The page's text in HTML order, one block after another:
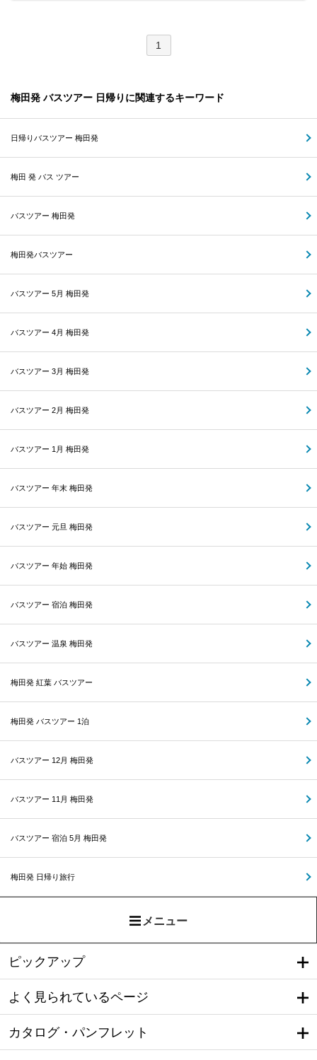
1
梅田発 バスツアー 日帰りに関連するキーワード
日帰りバスツアー 梅田発
梅田 発 バス ツアー
バスツアー 梅田発
梅田発バスツアー
バスツアー 5月 梅田発
バスツアー 4月 梅田発
バスツアー 3月 梅田発
バスツアー 2月 梅田発
バスツアー 1月 梅田発
バスツアー 年末 梅田発
バスツアー 元旦 梅田発
バスツアー 年始 梅田発
バスツアー 宿泊 梅田発
バスツアー 温泉 梅田発
梅田発 紅葉 バスツアー
梅田発 バスツアー 1泊
バスツアー 12月 梅田発
バスツアー 11月 梅田発
バスツアー 宿泊 5月 梅田発
梅田発 日帰り旅行
メニュー
ピックアップ
よく見られているページ
カタログ・パンフレット